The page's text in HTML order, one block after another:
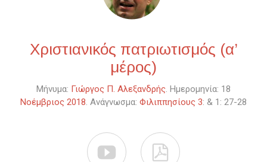
Χριστιανικός πατριωτισμός (α’
μέρος)
Μήνυμα: Γιώργος Π. Αλεξανδρής . Ημερομηνία: 18
Νοέμβριος 2018 . Ανάγνωσμα: Φιλιππησίους 3: & 1: 27-28
 